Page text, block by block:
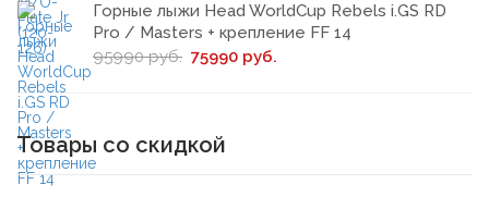
Горные лыжи Head WorldCup Rebels i.GS RD
Pro / Masters + крепление FF 14
95990 руб. 75990 руб.
Товары со скидкой